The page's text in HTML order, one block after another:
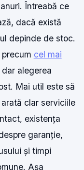
Întreabă ce
dacă există
depinde de stoc.
cel mai
dar alegerea
Mai util este să
clar serviciile
existența
garanție,
și timpi
Așa